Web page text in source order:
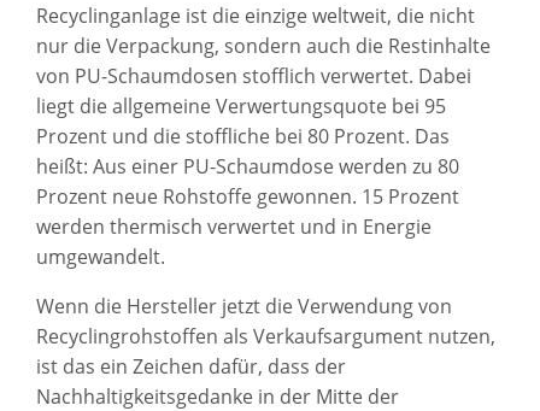
Recyclinganlage ist die einzige weltweit, die nicht
nur die Verpackung, sondern auch die Restinhalte
von PU-Schaumdosen stofflich verwertet. Dabei
liegt die allgemeine Verwertungsquote bei 95
Prozent und die stoffliche bei 80 Prozent. Das
heißt: Aus einer PU-Schaumdose werden zu 80
Prozent neue Rohstoffe gewonnen. 15 Prozent
werden thermisch verwertet und in Energie
umgewandelt.
Wenn die Hersteller jetzt die Verwendung von
Recyclingrohstoffen als Verkaufsargument nutzen,
ist das ein Zeichen dafür, dass der
Nachhaltigkeitsgedanke in der Mitte der